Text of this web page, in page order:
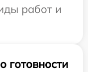
работ и
готовности